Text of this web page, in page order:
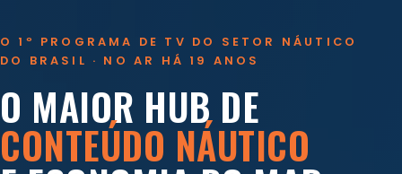
O 1º PROGRAMA DE TV DO SETOR NÁUTICO
DO BRASIL · NO AR HÁ 19 ANOS
O MAIOR HUB DE
CONTEÚDO NÁUTICO